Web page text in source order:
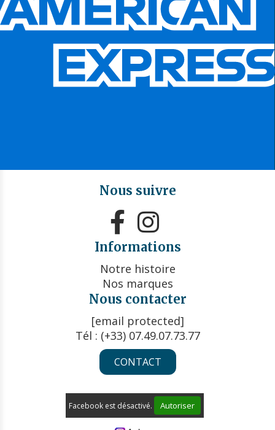
Nous suivre
 
Informations
Notre histoire
Nos marques
Nous contacter
[email protected]
Tél : (+33) 07.49.07.73.77
CONTACT
Facebook est désactivé. Autoriser